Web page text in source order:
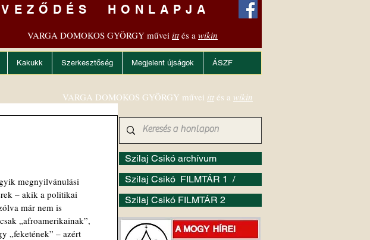
HONLAPJA
VARGA DOMOKOS GYÖRGY művei ittés a wikin
Kakukk Szerkesztőség Megjelent újságok ÁSZF
megnyilvánulási
– akik a politikai
már nem is
„afroamerikainak”,
„feketének” – azért
Szilaj Csikó archívum
Szilaj Csikó FILMTÁR 1 /
Szilaj Csikó FILMTÁR 2
VARGA DOMOKOS GYÖRGY művei itt és a wikin